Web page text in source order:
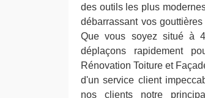
des outils les plus
débarrassant vos
Que vous soyez situé à
déplaçons rapidement
Rénovation Toiture et
d'un service client
nos clients notre